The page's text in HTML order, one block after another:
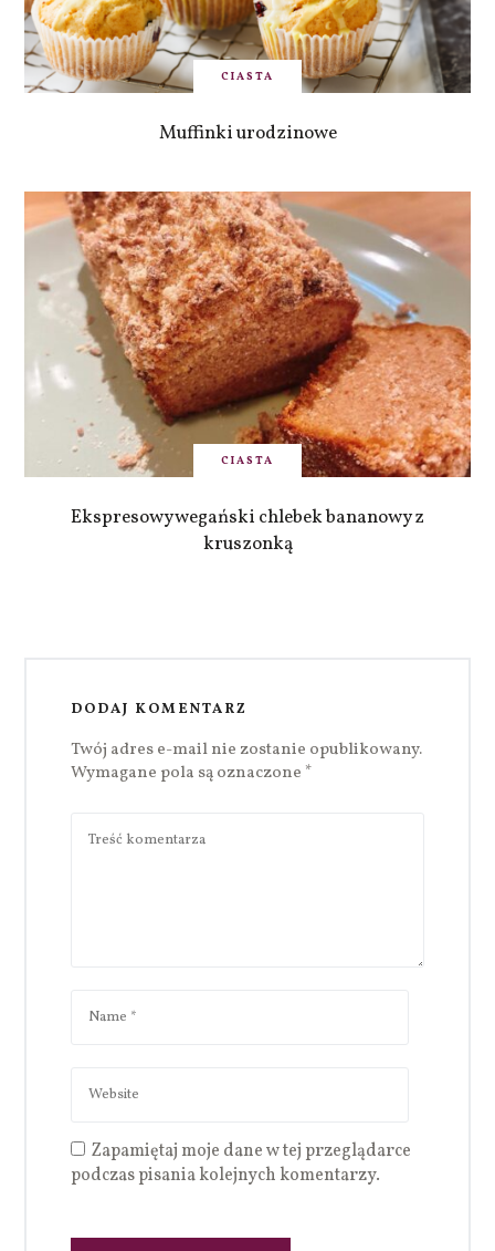
CIASTA
Muffinki urodzinowe
CIASTA
Ekspresowy wegański chlebek bananowy z
kruszonką
DODAJ KOMENTARZ
Twój adres e-mail nie zostanie opublikowany.
Wymagane pola są oznaczone *
Zapamiętaj moje dane w tej przeglądarce
podczas pisania kolejnych komentarzy.